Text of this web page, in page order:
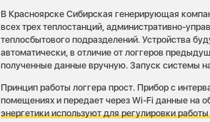
В Красноярске Сибирская генерирующая
всех трех теплостанций, административно-
теплосбытового подразделений. Устройства
автоматически, в отличие от логгеров
полученные данные вручную. Запуск системы
Принцип работы логгера прост. Прибор с
помещениях и передает через Wi-Fi данные на
энергетики используют для регулировки